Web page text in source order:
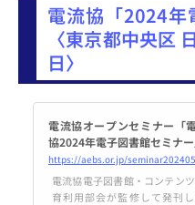
す。
電流協「2024年
〈東京都中央区
日〉
電流協オープンセミナー「
協2024年電子図書館セミナー
電流協電子図書館・コンテン
育利用部会が監修して発刊